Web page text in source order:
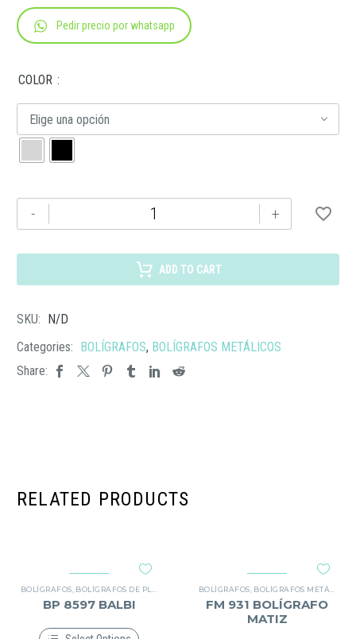
Pedir precio por whatsapp
COLOR
Elige una opción
-
19008
cantidad
+
ADD TO CART
SKU: N/D
Categories: BOLÍGRAFOS, BOLÍGRAFOS METÁLICOS
Share:
RELATED PRODUCTS
BOLÍGRAFOS BOLÍGRAFOS DE PLÁSTICO
BP 8597 BALBI
BOLÍGRAFOS BOLÍGRAFOS METÁLICOS
FM 931 BOLÍGRAFO
MATIZ